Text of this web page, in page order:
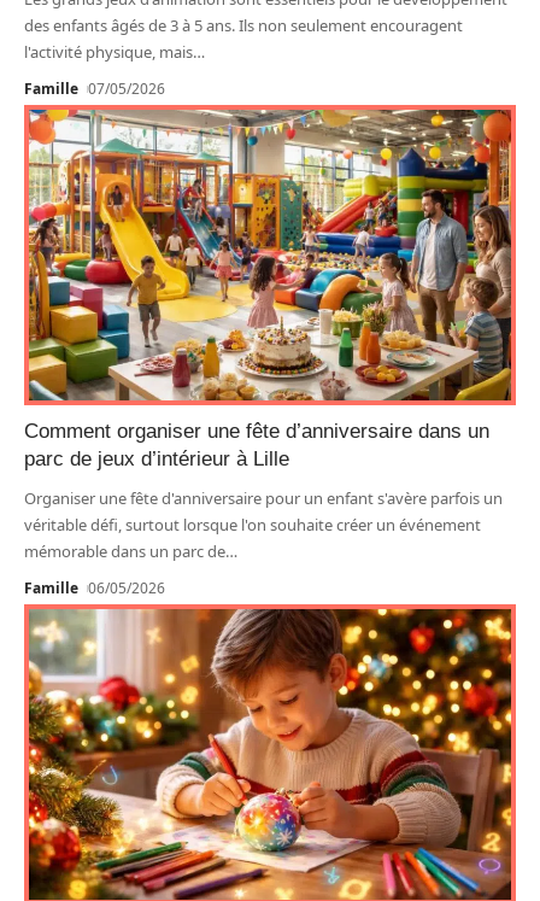
des enfants âgés de 3 à 5 ans. Ils non seulement encouragent
l'activité physique, mais…
Famille 07/05/2026
Comment organiser une fête d’anniversaire dans un
parc de jeux d’intérieur à Lille
Organiser une fête d'anniversaire pour un enfant s'avère parfois un
véritable défi, surtout lorsque l'on souhaite créer un événement
mémorable dans un parc de…
Famille 06/05/2026